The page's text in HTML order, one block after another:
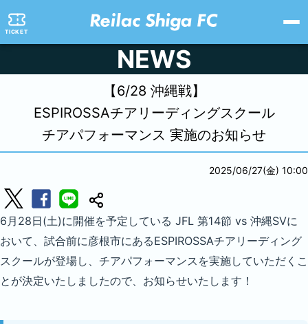
TICKET
NEWS
【6/28 沖縄戦】
ESPIROSSAチアリーディングスクール
チアパフォーマンス 実施のお知らせ
2025/06/27(金) 10:00
6月28日(土)に開催を予定している JFL 第14節 vs 沖縄SVに
おいて、試合前に彦根市にあるESPIROSSAチアリーディング
スクールが登場し、チアパフォーマンスを実施していただくこ
とが決定いたしましたので、お知らせいたします！